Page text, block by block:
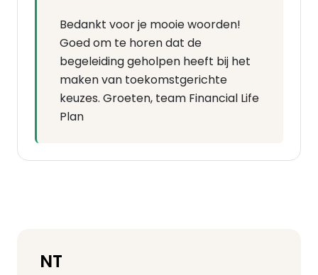
Bedankt voor je mooie woorden!
Goed om te horen dat de
begeleiding geholpen heeft bij het
maken van toekomstgerichte
keuzes. Groeten, team Financial Life
Plan
NT